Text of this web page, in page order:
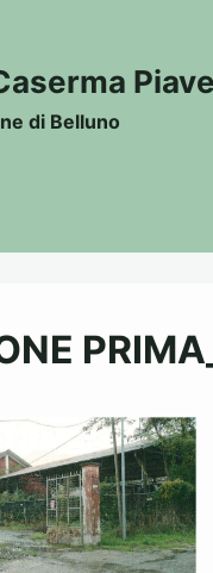
Piave
di Belluno